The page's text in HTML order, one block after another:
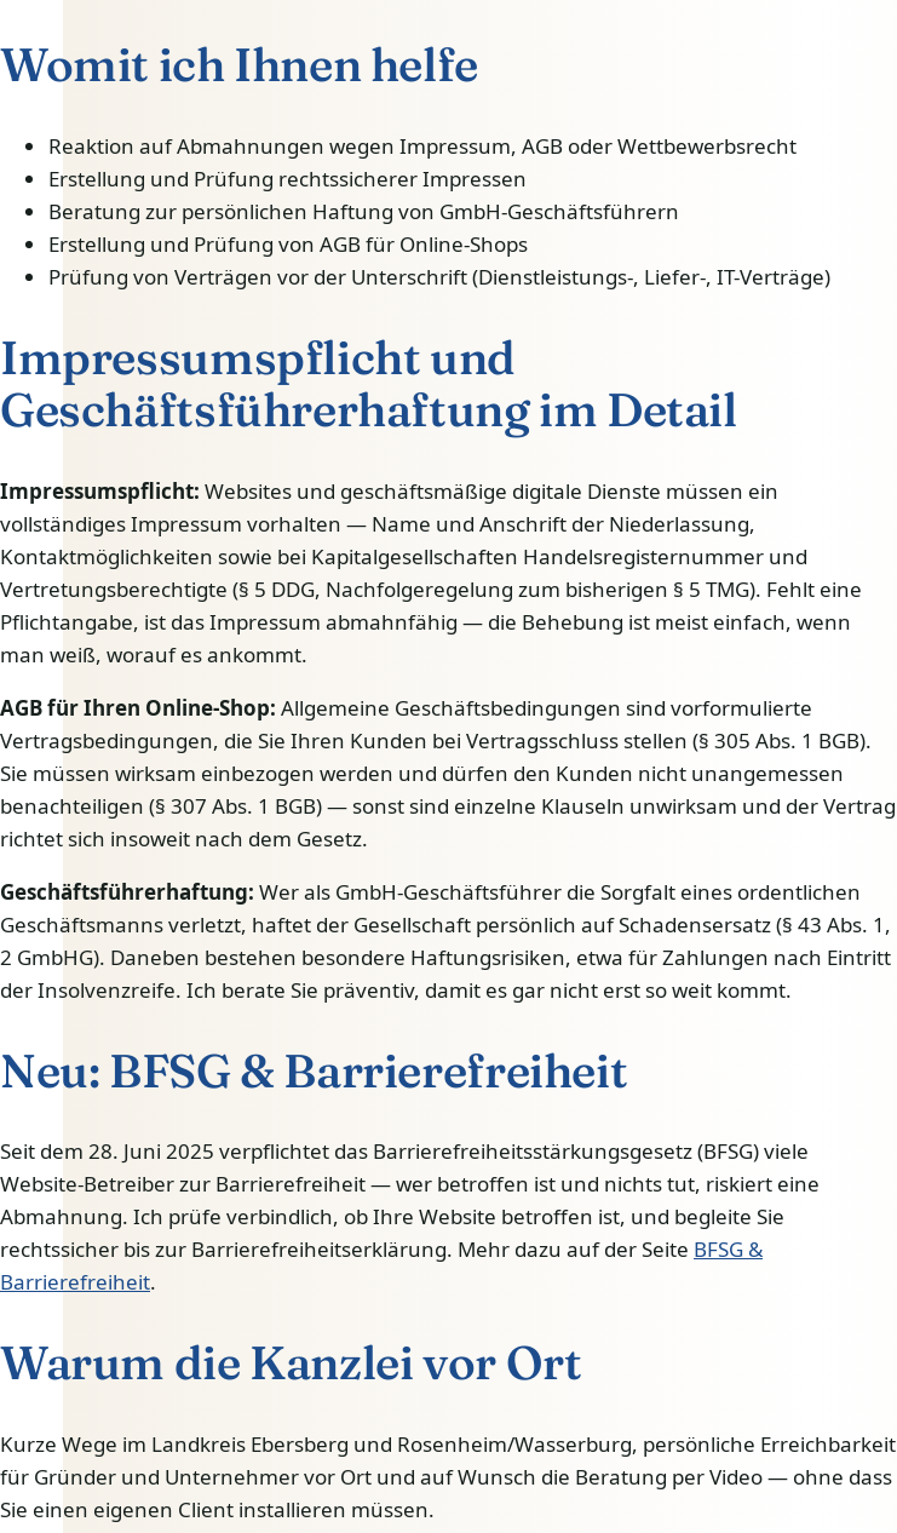
Womit ich Ihnen helfe
Reaktion auf Abmahnungen wegen Impressum, AGB oder Wettbewerbsrecht
Erstellung und Prüfung rechtssicherer Impressen
Beratung zur persönlichen Haftung von GmbH-Geschäftsführern
Erstellung und Prüfung von AGB für Online-Shops
Prüfung von Verträgen vor der Unterschrift (Dienstleistungs-, Liefer-, IT-Verträge)
Impressumspflicht und
Geschäftsführerhaftung im Detail
Impressumspflicht: Websites und geschäftsmäßige digitale Dienste müssen ein
vollständiges Impressum vorhalten — Name und Anschrift der Niederlassung,
Kontaktmöglichkeiten sowie bei Kapitalgesellschaften Handelsregisternummer und
Vertretungsberechtigte (§ 5 DDG, Nachfolgeregelung zum bisherigen § 5 TMG). Fehlt eine
Pflichtangabe, ist das Impressum abmahnfähig — die Behebung ist meist einfach, wenn
man weiß, worauf es ankommt.
AGB für Ihren Online-Shop: Allgemeine Geschäftsbedingungen sind vorformulierte
Vertragsbedingungen, die Sie Ihren Kunden bei Vertragsschluss stellen (§ 305 Abs. 1 BGB).
Sie müssen wirksam einbezogen werden und dürfen den Kunden nicht unangemessen
benachteiligen (§ 307 Abs. 1 BGB) — sonst sind einzelne Klauseln unwirksam und der Vertrag
richtet sich insoweit nach dem Gesetz.
Geschäftsführerhaftung: Wer als GmbH-Geschäftsführer die Sorgfalt eines ordentlichen
Geschäftsmanns verletzt, haftet der Gesellschaft persönlich auf Schadensersatz (§ 43 Abs. 1,
2 GmbHG). Daneben bestehen besondere Haftungsrisiken, etwa für Zahlungen nach Eintritt
der Insolvenzreife. Ich berate Sie präventiv, damit es gar nicht erst so weit kommt.
Neu: BFSG & Barrierefreiheit
Seit dem 28. Juni 2025 verpflichtet das Barrierefreiheitsstärkungsgesetz (BFSG) viele
Website-Betreiber zur Barrierefreiheit — wer betroffen ist und nichts tut, riskiert eine
Abmahnung. Ich prüfe verbindlich, ob Ihre Website betroffen ist, und begleite Sie
rechtssicher bis zur Barrierefreiheitserklärung. Mehr dazu auf der Seite BFSG &
Barrierefreiheit.
Warum die Kanzlei vor Ort
Kurze Wege im Landkreis Ebersberg und Rosenheim/Wasserburg, persönliche Erreichbarkeit
für Gründer und Unternehmer vor Ort und auf Wunsch die Beratung per Video — ohne dass
Sie einen eigenen Client installieren müssen.